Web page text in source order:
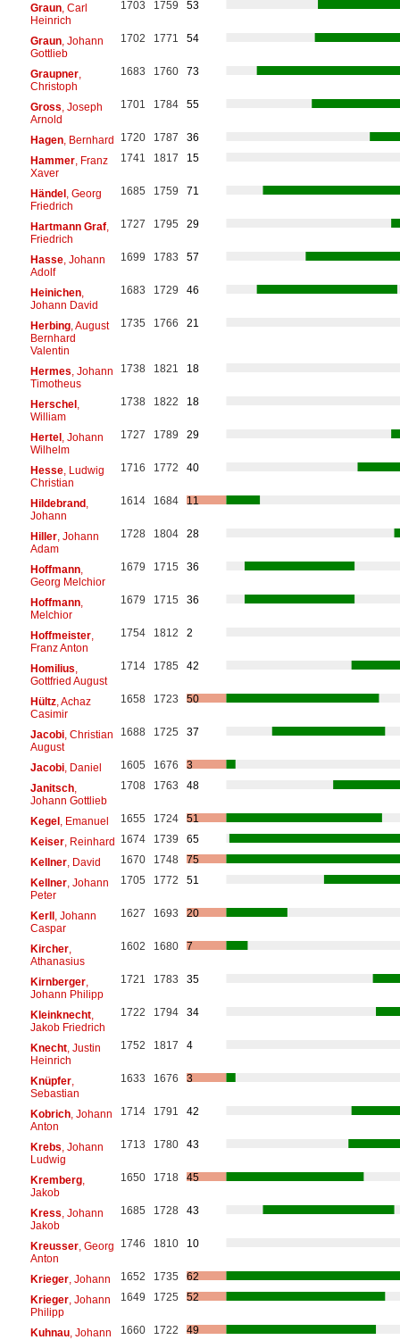
Graun, Carl
Heinrich
1703 1759 53
Graun, Johann
Gottlieb
1702 1771 54
Graupner,
Christoph
1683 1760 73
Gross , Joseph
Arnold
1701 1784 55
Hagen, Bernhard 1720 1787
36
Hammer, Franz
Xaver
1741 1817 15
Händel, Georg
Friedrich
1685 1759 71
Hartmann Graf,
Friedrich
1727 1795 29
Hasse, Johann
Adolf
1699 1783 57
Heinichen,
Johann David
1683 1729 46
Herbing, August
Bernhard
Valentin
1735 1766 21
Hermes , Johann
Timotheus
1738 1821 18
Herschel,
William
1738 1822 18
Hertel, Johann
Wilhelm
1727 1789 29
Hesse, Ludwig
Christian
1716 1772 40
Hildebrand,
Johann
1614 1684 11
Hiller, Johann
Adam
1728 1804 28
Hoffmann,
Georg Melchior
1679 1715 36
Hoffmann,
Melchior
1679 1715 36
Hoffmeister,
Franz Anton
1754 1812 2
Homilius
Gottfried August
1714 1785 42
Hültz, Achaz
Casimir
1658 1723 50
Jacobi, Christian
August
1688 1725 37
Jacobi, Daniel 1605 1676
3
Janitsch,
Johann Gottlieb
1708 1763 48
Kegel, Emanuel 1655 1724
51
Keiser, Reinhard 1674 1739
65
Kellner, David 1670 1748
75
Kellner, Johann
Peter
1705 1772 51
Kerll, Johann
Caspar
1627 1693 20
Kircher,
Athanasius
1602 1680 7
Kirnberger,
Johann Philipp
1721 1783 35
Kleinknecht,
Jakob Friedrich
1722 1794 34
Knecht, Justin
Heinrich
1752 1817 4
Knüpfer,
Sebastian
1633 1676 3
Kobrich, Johann
Anton
1714 1791 42
Krebs , Johann
Ludwig
1713 1780 43
Kremberg,
Jakob
1650 1718 45
Kress , Johann
Jakob
1685 1728 43
Kreusser, Georg
Anton
1746 1810 10
Krieger, Johann 1652 1735
62
Krieger, Johann
Philipp
1649 1725 52
Kuhnau, Johann 1660 1722
49